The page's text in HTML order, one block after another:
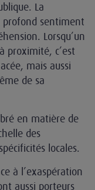
La
sentiment
Lorsqu’un
proximité, c’est
mais aussi
de sa
en matière de
des
locales.
à l’exaspération
aussi porteurs